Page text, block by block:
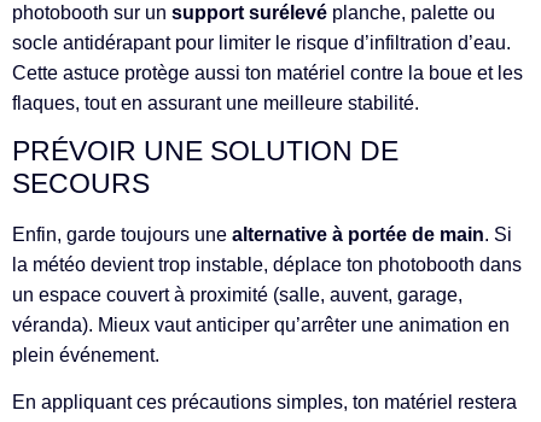
photobooth sur un support surélevé planche, palette ou
socle antidérapant pour limiter le risque d’infiltration d’eau.
Cette astuce protège aussi ton matériel contre la boue et les
flaques, tout en assurant une meilleure stabilité.
PRÉVOIR UNE SOLUTION DE
SECOURS
Enfin, garde toujours une alternative à portée de main. Si
la météo devient trop instable, déplace ton photobooth dans
un espace couvert à proximité (salle, auvent, garage,
véranda). Mieux vaut anticiper qu’arrêter une animation en
plein événement.
En appliquant ces précautions simples, ton matériel restera